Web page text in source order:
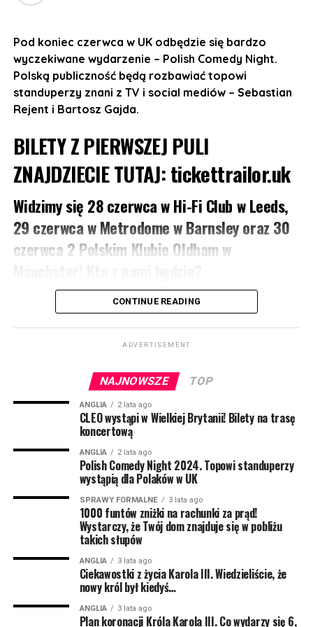
Grosvenor St, Manchester M1 7HL
11 listopada w Sheffield Network2, 14 Matilda St,
Sheffield S1
12 listopada w The Castle and Falcon, 402
13 listopada w 229 London, 229 Great Portland St,
London W1W 5PN
Otwarcie drzwi: 19:00
https://bilety.sherlockmedia.ltd/events/sherlockmedialtd/
Pod koniec czerwca w UK odbędzie się bardzo
wyczekiwane wydarzenie – Polish Comedy Night.
Polską publiczność będą rozbawiać topowi
standuperzy znani z TV i social mediów – Sebastian
Rejent i Bartosz Gajda.
BILETY Z PIERWSZEJ PULI
ZNAJDZIECIE TUTAJ:tickettrailor.uk
Widzimy się 28 czerwca w Hi-Fi Club w Leeds,
29 czerwca w Metrodome w Barnsley oraz 30
czerwca 2 Polskim Klubie Oldham w
Od lat, niczym w skeczu Monty
Pythona, szuka żartu idealnego, jeszcze mu się to nie
udało, natomiast trzykrotnie żartem sprawił, że ktoś się
posikał ze śmiechu… i nie było to dziecko. Sukces.
dla siebie, jednak woli dla ludzi. Znacie go m.in. z
programu Kuby Wojewódzkiego.
Bartosz Gajda:Kabareciarz, standuper, komik –
generalnie człowiek od śmiesznych rzeczy. Można go
oglądać na scenach wielu miast w Polsce, bo jeździ i
rozbawia ludzi. Podobno ktoś widział jak Bartosz kiedyś
był poważny przez półtorej minuty, ale to nie jest do
końca potwierdzone. Prywatnie ze Śląska, a dokładniej
z Pszczyny. Dlatego czasem z jego ust może paść
tajemnicze “pogodej mi do lacza”, albo “co żeś tam zaś
przysmyczył?”. Możecie go kojarzyć z Radia ZET, gdzie
codziennie budzi tysiące słuchaczy.
NIE MOŻE CIĘ TAM ZABRAKNĄĆ! Liczba miejsc na
CONTINUE READING
ADVERTISEMENT
NAJNOWSZE TOP
ANGLIA 2 lata ago
CLEO wystąpi w Wielkiej Brytanii! Bilety na trasę
koncertową
ANGLIA 2 lata ago
Polish Comedy Night 2024. Topowi standuperzy
wystąpią dla Polaków w UK
SPRAWY FORMALNE 3 lata ago
1000 funtów zniżki na rachunki za prąd!
Wystarczy, że Twój dom znajduje się w pobliżu
takich słupów
ANGLIA 3 lata ago
Ciekawostki z życia Karola III. Wiedzieliście, że
nowy król był kiedyś…
ANGLIA 3 lata ago
Plan koronacji Króla Karola III. Co wydarzy się 6,